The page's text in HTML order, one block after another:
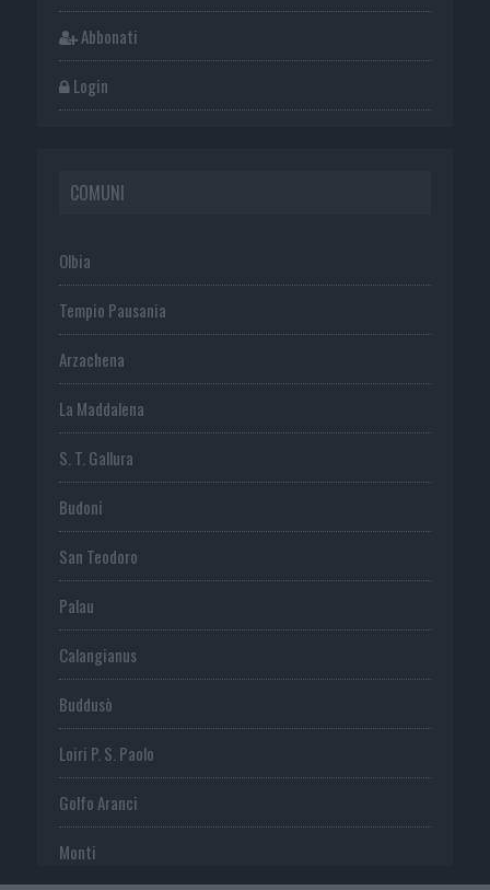
Abbonati
Login
COMUNI
Olbia
Tempio Pausania
Arzachena
La Maddalena
S. T. Gallura
Budoni
San Teodoro
Palau
Calangianus
Buddusò
Loiri P. S. Paolo
Golfo Aranci
Monti